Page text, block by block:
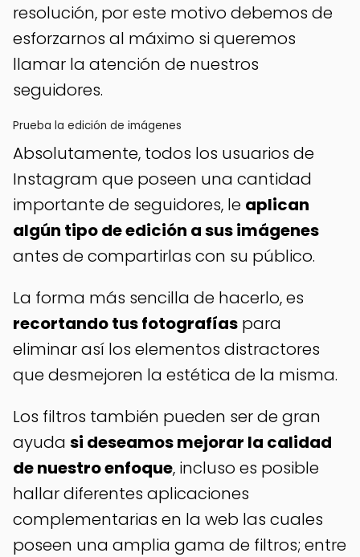
resolución, por este motivo debemos de
esforzarnos al máximo si queremos
llamar la atención de nuestros
seguidores.
Prueba la edición de imágenes
Absolutamente, todos los usuarios de
Instagram que poseen una cantidad
importante de seguidores, le aplican
algún tipo de edición a sus imágenes
antes de compartirlas con su público.
La forma más sencilla de hacerlo, es
recortando tus fotografías para
eliminar así los elementos distractores
que desmejoren la estética de la misma.
Los filtros también pueden ser de gran
ayuda si deseamos mejorar la calidad
de nuestro enfoque, incluso es posible
hallar diferentes aplicaciones
complementarias en la web las cuales
poseen una amplia gama de filtros; entre